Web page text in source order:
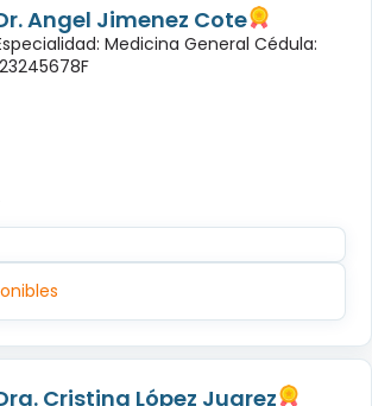
Angel Jimenez Cote
Medicina General Cédula:
Cristina López Juarez